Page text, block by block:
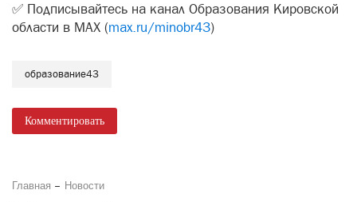
✅ Подписывайтесь на канал Образования Кировской
области в MAX (max.ru/minobr43)
образование43
Комментировать
Главная Новости